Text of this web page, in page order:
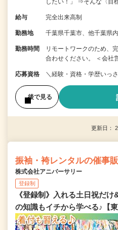
したい！」 ⇒そんな〈目
給与 完全出来高制
勤務地 千葉県千葉市、他千葉県
勤務時間
リモートワークのため、
合わせください。 ＜会社
応募資格 ＼経験・資格・学歴いっ
後で見る
更新日：
振袖・袴レンタルの催事
株式会社アニバーサリー
登録制
《登録制》入れる土日祝だ
の知識もイチから学べる♪【東